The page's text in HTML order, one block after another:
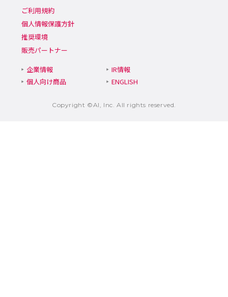
ご利用規約
個人情報保護方針
推奨環境
販売パートナー
企業情報
IR情報
個人向け商品
ENGLISH
Copyright ©AI, Inc. All rights reserved.